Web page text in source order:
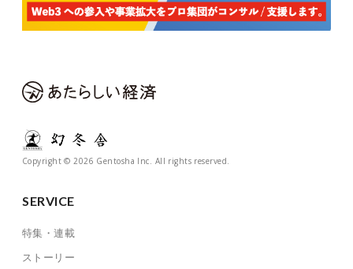
Copyright © 2026 Gentosha Inc. All rights reserved.
SERVICE
特集・連載
ストーリー